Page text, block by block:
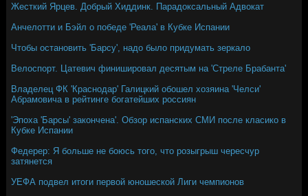
Жесткий Ярцев. Добрый Хиддинк. Парадоксальный Адвокат
Анчелотти и Бэйл о победе 'Реала' в Кубке Испании
Чтобы остановить 'Барсу', надо было придумать зеркало
Велоспорт. Цатевич финишировал десятым на 'Стреле Брабанта'
Владелец ФК 'Краснодар' Галицкий обошел хозяина 'Челси'
Абрамовича в рейтинге богатейших россиян
'Эпоха 'Барсы' закончена'. Обзор испанских СМИ после класико в
Кубке Испании
Федерер: Я больше не боюсь того, что розыгрыш чересчур
затянется
УЕФА подвел итоги первой юношеской Лиги чемпионов